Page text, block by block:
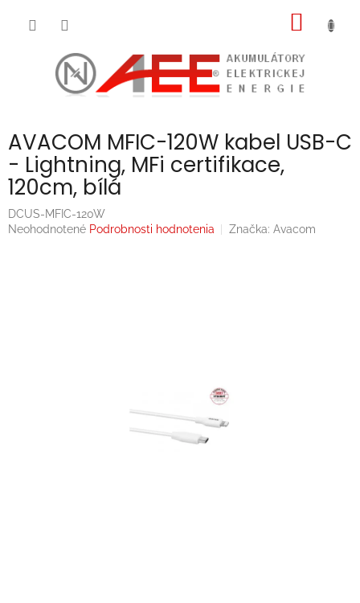
AVACOM MFIC-120W kabel USB-C
- Lightning, MFi certifikace,
120cm, bílá
DCUS-MFIC-120W
Priemerné
Neohodnotené Podrobnosti hodnotenia Značka: Avacom